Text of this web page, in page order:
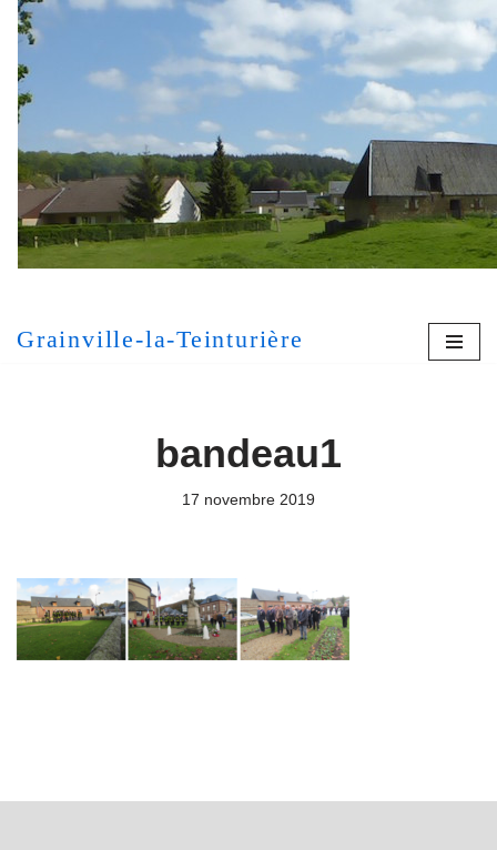
Aller
au
contenu
Grainville-la-Teinturière
bandeau1
17 novembre 2019